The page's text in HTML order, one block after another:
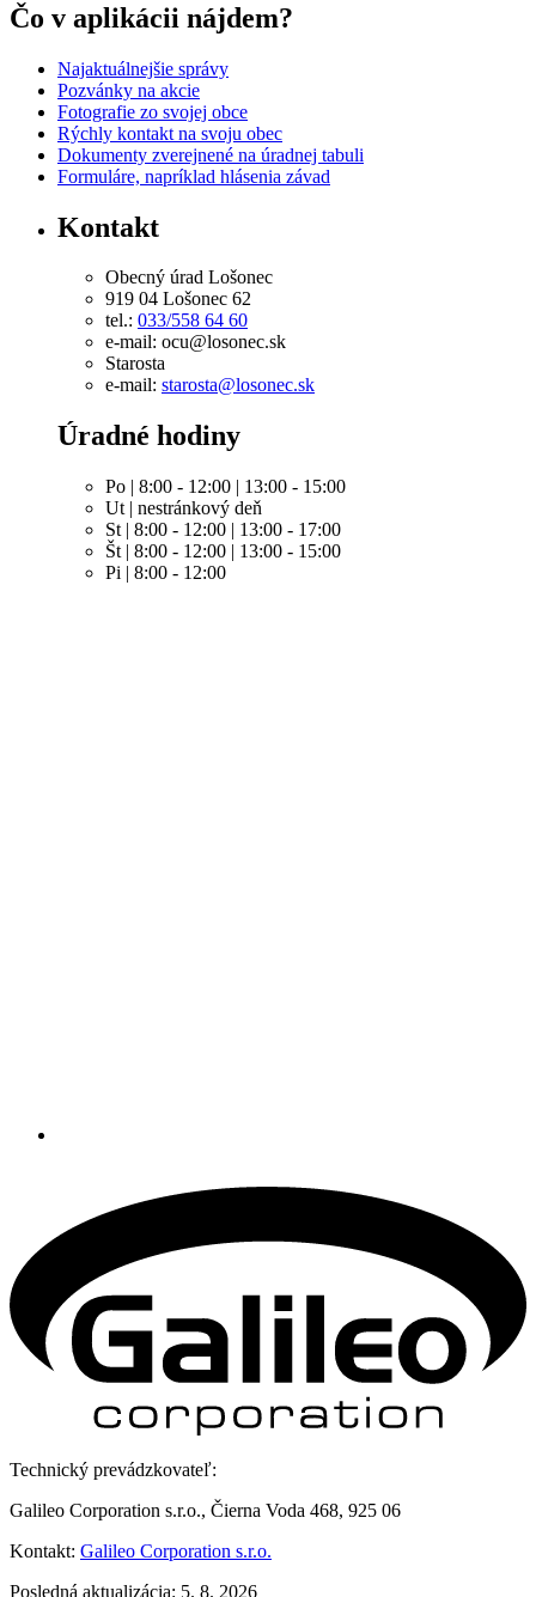
Čo v aplikácii nájdem?
Najaktuálnejšie správy
Pozvánky na akcie
Fotografie zo svojej obce
Rýchly kontakt na svoju obec
Dokumenty zverejnené na úradnej tabuli
Formuláre, napríklad hlásenia závad
Kontakt
Obecný úrad Lošonec
919 04 Lošonec 62
tel.: 033/558 64 60
e-mail: ocu@losonec.sk
Starosta
e-mail: starosta@losonec.sk
Úradné hodiny
Po | 8:00 - 12:00 | 13:00 - 15:00
Ut | nestránkový deň
St | 8:00 - 12:00 | 13:00 - 17:00
Št | 8:00 - 12:00 | 13:00 - 15:00
Pi | 8:00 - 12:00
Technický prevádzkovateľ:
Galileo Corporation s.r.o., Čierna Voda 468, 925 06
Kontakt: Galileo Corporation s.r.o.
Posledná aktualizácia: 5. 8. 2026